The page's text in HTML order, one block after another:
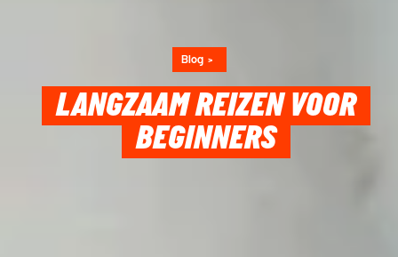
Blog
LANGZAAM REIZEN VOOR
BEGINNERS